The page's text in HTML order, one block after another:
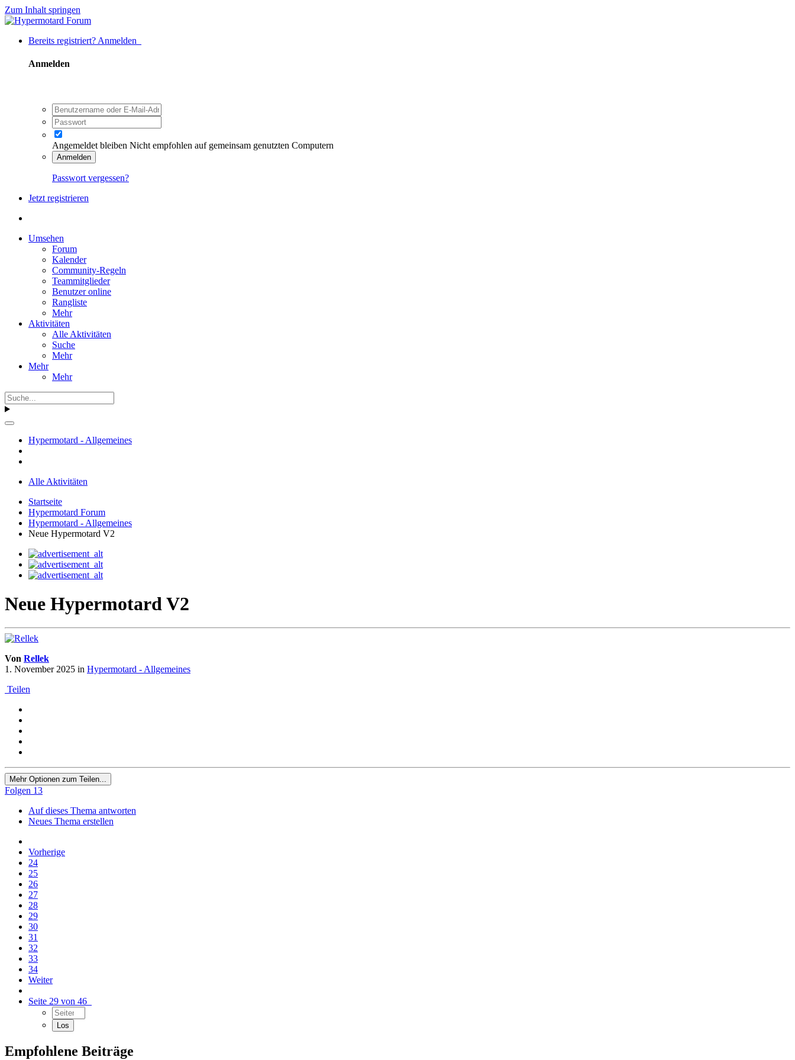
Zum Inhalt springen
Bereits registriert? Anmelden
Anmelden
Angemeldet bleiben Nicht empfohlen auf gemeinsam genutzten Computern
Anmelden
Passwort vergessen?
Jetzt registrieren
Umsehen
Forum
Kalender
Community-Regeln
Teammitglieder
Benutzer online
Rangliste
Mehr
Aktivitäten
Alle Aktivitäten
Suche
Mehr
Mehr
Mehr
Hypermotard - Allgemeines
Alle Aktivitäten
Startseite
Hypermotard Forum
Hypermotard - Allgemeines
Neue Hypermotard V2
Neue Hypermotard V2
Von Rellek
1. November 2025 in Hypermotard - Allgemeines
Teilen
Mehr Optionen zum Teilen...
Folgen 13
Auf dieses Thema antworten
Neues Thema erstellen
Vorherige
24
25
26
27
28
29
30
31
32
33
34
Weiter
Seite 29 von 46
Empfohlene Beiträge